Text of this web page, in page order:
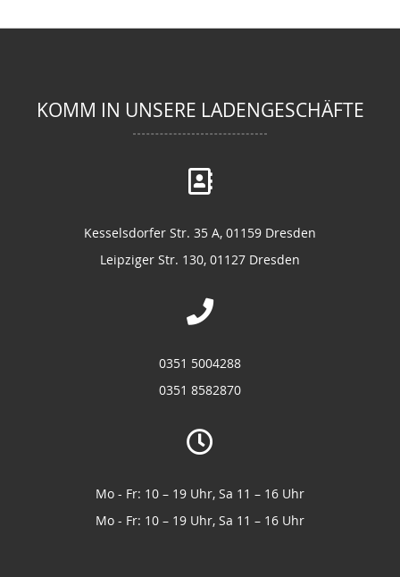
KOMM IN UNSERE LADENGESCHÄFTE
Kesselsdorfer Str. 35 A, 01159 Dresden
Leipziger Str. 130, 01127 Dresden
0351 5004288
0351 8582870
Mo - Fr: 10 – 19 Uhr, Sa 11 – 16 Uhr
Mo - Fr: 10 – 19 Uhr, Sa 11 – 16 Uhr